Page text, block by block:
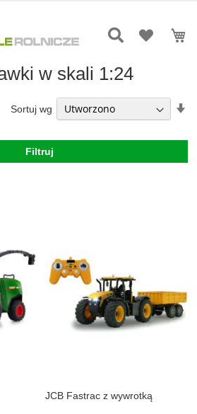
w skali 1:24
Sortuj wg
JCB Fastrac z wywrotką
Filtruj